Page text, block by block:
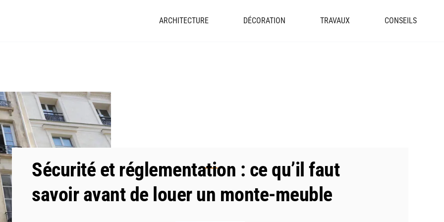
ARCHITECTURE DÉCORATION TRAVAUX CONSEILS
Sécurité et réglementation : ce qu’il faut
savoir avant de louer un monte-meuble